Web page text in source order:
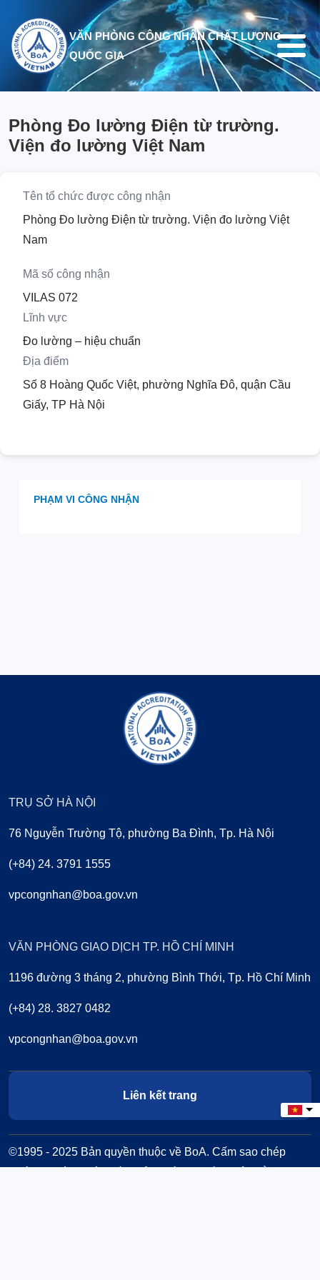
Nhảy đến nội dung
VĂN PHÒNG CÔNG NHẬN CHẤT LƯỢNG
QUỐC GIA
Phòng Đo lường Điện từ trường.
Viện đo lường Việt Nam
Tên tổ chức được công nhận
Phòng Đo lường Điện từ trường. Viện đo lường Việt
Nam
Mã số công nhận
VILAS 072
Lĩnh vực
Đo lường – hiệu chuẩn
Địa điểm
Số 8 Hoàng Quốc Việt, phường Nghĩa Đô, quận Cầu
Giấy, TP Hà Nội
PHẠM VI CÔNG NHẬN
TRỤ SỞ HÀ NỘI
76 Nguyễn Trường Tộ, phường Ba Đình, Tp. Hà Nội
(+84) 24. 3791 1555
vpcongnhan@boa.gov.vn
VĂN PHÒNG GIAO DỊCH TP. HỒ CHÍ MINH
1196 đường 3 tháng 2, phường Bình Thới, Tp. Hồ Chí Minh
(+84) 28. 3827 0482
vpcongnhan@boa.gov.vn
Liên kết trang
©1995 - 2025 Bản quyền thuộc về BoA. Cấm sao chép